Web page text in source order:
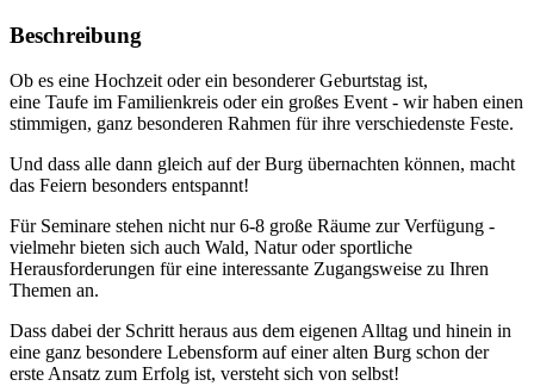
Beschreibung
Ob es eine Hochzeit oder ein besonderer Geburtstag ist,
eine Taufe im Familienkreis oder ein großes Event - wir haben einen
stimmigen, ganz besonderen Rahmen für ihre verschiedenste Feste.
Und dass alle dann gleich auf der Burg übernachten können, macht
das Feiern besonders entspannt!
Für Seminare stehen nicht nur 6-8 große Räume zur Verfügung -
vielmehr bieten sich auch Wald, Natur oder sportliche
Herausforderungen für eine interessante Zugangsweise zu Ihren
Themen an.
Dass dabei der Schritt heraus aus dem eigenen Alltag und hinein in
eine ganz besondere Lebensform auf einer alten Burg schon der
erste Ansatz zum Erfolg ist, versteht sich von selbst!